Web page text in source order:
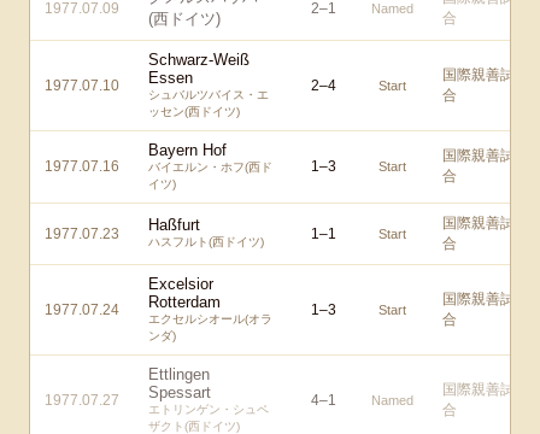
1977.07.09
(西ドイツ)
2–1 Named
合
1977.07.10
Schwarz-Weiß
Essen
シュバルツバイス・エ
ッセン(西ドイツ)
2–4 Start
国際親善試
合
1977.07.16
Bayern Hof
バイエルン・ホフ(西ド
イツ)
1–3 Start
国際親善試
合
1977.07.23 Haßfurt
ハスフルト(西ドイツ) 1–1 Start
国際親善試
合
1977.07.24
Excelsior
Rotterdam
エクセルシオール(オラ
ンダ)
1–3 Start
国際親善試
合
1977.07.27
Ettlingen
Spessart
エトリンゲン・シュペ
ザクト(西ドイツ)
4–1 Named
国際親善試
合